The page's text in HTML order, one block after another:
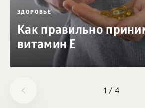
1 / 4
ЗДОРОВЬЕ
Как правильно
витамин Е